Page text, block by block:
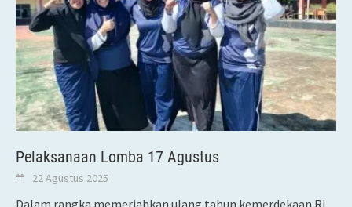
Pelaksanaan Lomba 17 Agustus
22 Agustus 2025
Dalam rangka memeriahkan ulang tahun kemerdekaan RI